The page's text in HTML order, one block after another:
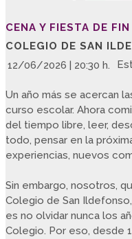
CENA Y FIESTA DE
COLEGIO DE SAN
12/06/2026 | 20:30 h.
Un año más se acercan
curso escolar. Ahora
del tiempo libre, leer,
todo, pensar en la
experiencias, nuevos
Sin embargo, nosotros,
Colegio de San
es no olvidar nunca los
Colegio. Por eso, desde